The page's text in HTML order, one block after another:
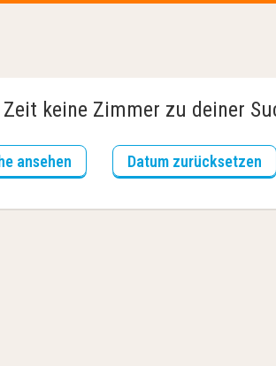
keine Zimmer zu deiner
ansehen Datum zurücksetzen